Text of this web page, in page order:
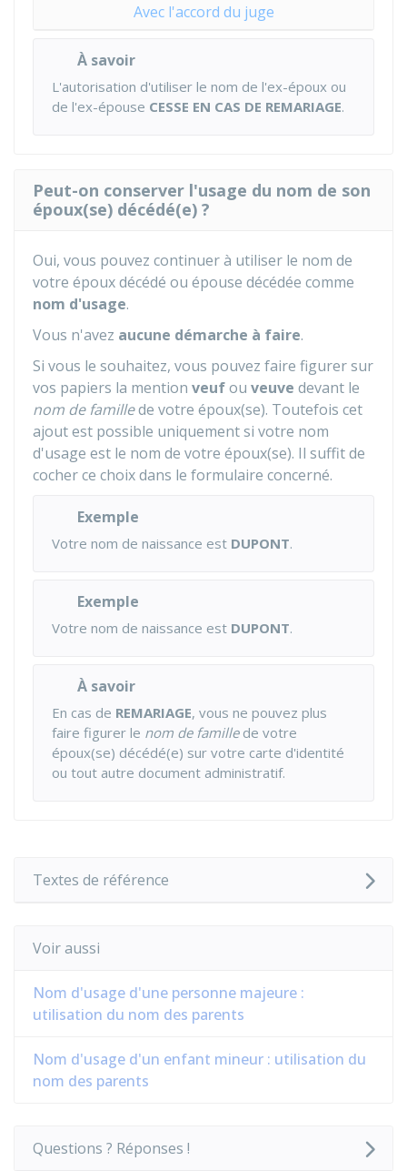
Avec l'accord du juge
À savoir
L'autorisation d'utiliser le nom de l'ex-époux ou
de l'ex-épouse CESSE EN CAS DE REMARIAGE.
Peut-on conserver l'usage du nom de son
époux(se) décédé(e) ?
Oui, vous pouvez continuer à utiliser le nom de
votre époux décédé ou épouse décédée comme
nom d'usage.
Vous n'avez aucune démarche à faire.
Si vous le souhaitez, vous pouvez faire figurer sur
vos papiers la mention veufou veuve devant le
nom de famillede votre époux(se). Toutefois cet
ajout est possible uniquement si votre nom
d'usage est le nom de votre époux(se). Il suffit de
cocher ce choix dans le formulaire concerné.
Exemple
Votre nom de naissance est DUPONT.
Exemple
Votre nom de naissance est DUPONT.
À savoir
En cas de REMARIAGE, vous ne pouvez plus
faire figurer le nom de famillede votre
époux(se) décédé(e) sur votre carte d'identité
ou tout autre document administratif.
Textes de référence
Voir aussi
Nom d'usage d'une personne majeure :
utilisation du nom des parents
Nom d'usage d'un enfant mineur : utilisation du
nom des parents
Questions ? Réponses !